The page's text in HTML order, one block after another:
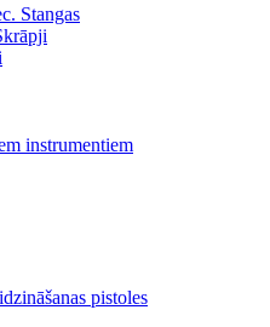
Stangas
instrumentiem
pistoles